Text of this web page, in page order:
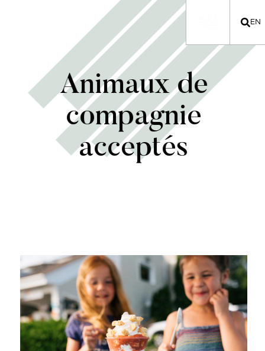
EN
Animaux de
compagnie
acceptés